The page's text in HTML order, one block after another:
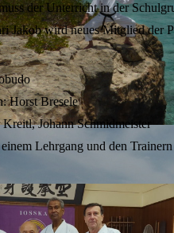
der Unterricht in der
Jakob wird neues Mitglied der
Horst Bresele
Johann Schmidmeister
Lehrgang und den